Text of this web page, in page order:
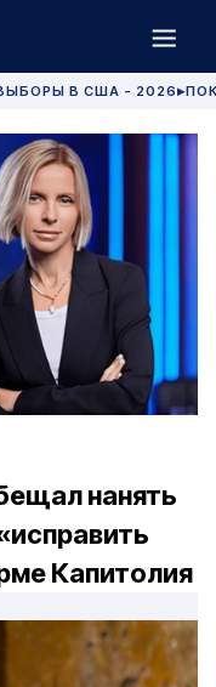
В США - 2026 ▶
нанять
Капитолия